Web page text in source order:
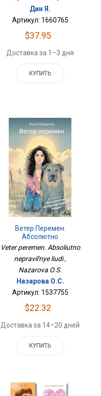
Дин Я.
Артикул: 1660765
$37.95
Доставка за 1–3 дня
КУПИТЬ
Ветер Перемен.
Абсолютно
Неправильные Люди
Veter peremen. Absoliutno
nepravil'nye liudi ,
Nazarova O.S.
Назарова О.С.
Артикул: 1537755
$22.32
Доставка за 14–20 дней
КУПИТЬ